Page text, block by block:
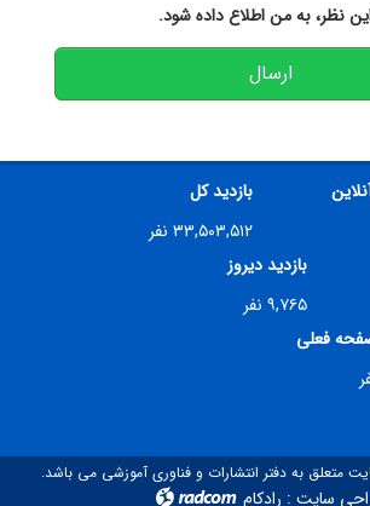
نظر، به من اطلاع داده شود.
ارسال
بازدید کل
۳۳,۵۰۳,۵۱۲ نفر
بازدید دیروز
۹,۷۶۵ نفر
فعلی
متعلق به دفتر انتشارات و فناوری آموزشی می باشد.
سایت : رادکام radcom